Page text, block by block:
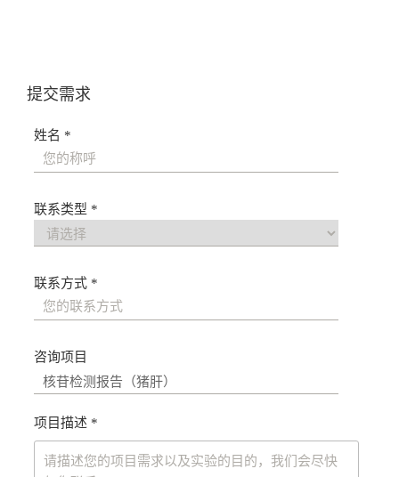
提交需求
姓名 *
联系类型 *
联系方式 *
咨询项目
项目描述 *